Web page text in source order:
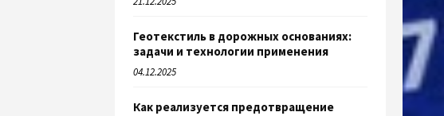
Геотекстиль в дорожных основаниях:
задачи и технологии применения
04.12.2025
Как реализуется предотвращение